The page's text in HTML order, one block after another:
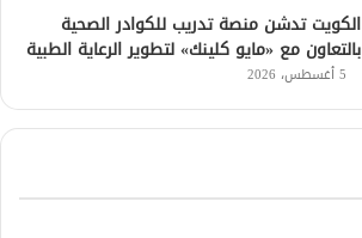
الكويت تدشن منصة تدريب للكوادر الصحية
بالتعاون مع «مايو كلينك» لتطوير الرعاية الطبية
5 أغسطس، 2026